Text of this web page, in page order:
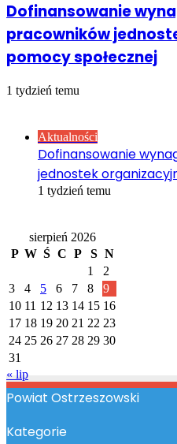
Dofinansowanie
pracowników
pomocy społecznej
1 tydzień temu
Aktualności
Dofinansowanie
jednostek
1 tydzień temu
sierpień 2026
P W Ś C P S N
1
2
3
4 5 6 7 8
9
10 11 12 13 14 15 16
17 18 19 20 21 22 23
24 25 26 27 28 29 30
31
« lip
Powiat Ostrzeszowski
Kategorie